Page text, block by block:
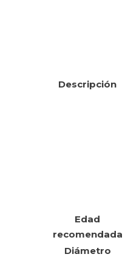
Descripción
Edad
recomendada
Diámetro